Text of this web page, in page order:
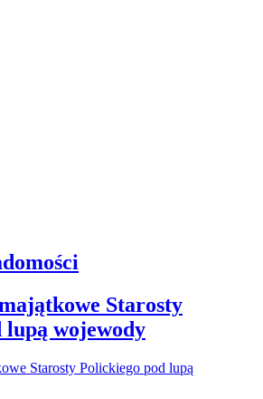
Starosty
lupą wojewody